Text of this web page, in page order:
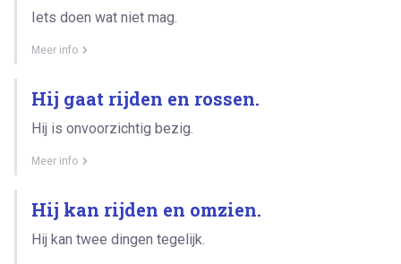
Iets doen wat niet mag.
Meer info
Hij gaat rijden en rossen.
Hij is onvoorzichtig bezig.
Meer info
Hij kan rijden en omzien.
Hij kan twee dingen tegelijk.